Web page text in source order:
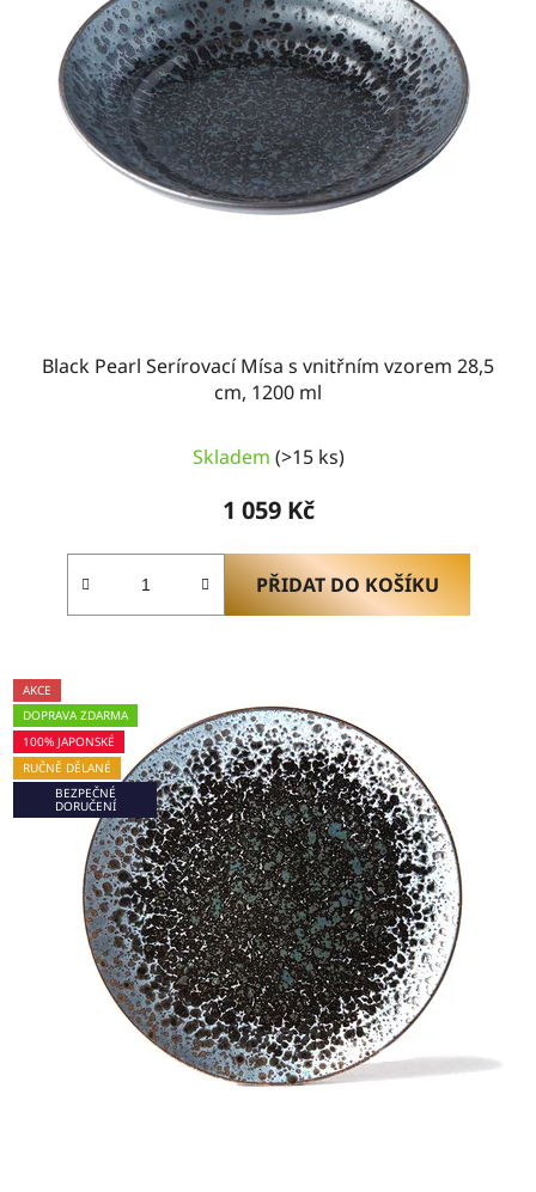
Black Pearl Serírovací Mísa s vnitřním vzorem 28,5
cm, 1200 ml
Skladem (>15 ks)
1 059 Kč
PŘIDAT DO KOŠÍKU
AKCE
DOPRAVA ZDARMA
100% JAPONSKÉ
RUČNĚ DĚLANÉ
BEZPEČNÉ
DORUČENÍ